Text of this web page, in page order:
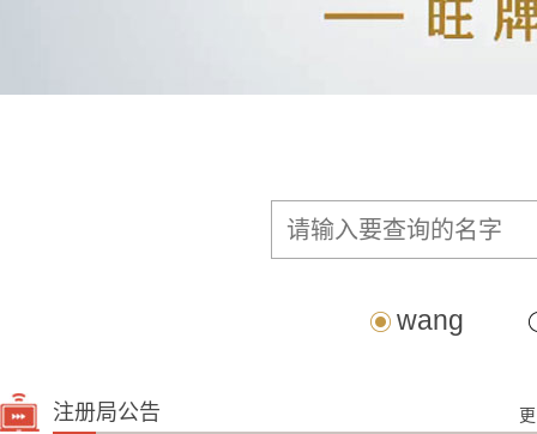
wang
注册局公告